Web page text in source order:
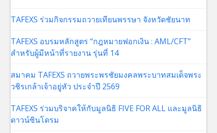
TAFEXS ร่วมกิจกรรมถวายเทียนพรรษา จังหวัดชัยนาท
TAFEXS อบรมหลักสูตร “กฎหมายฟอกเงิน : AML/CFT”
สำหรับผู้มีหน้าที่รายงาน รุ่นที่ 14
สมาคม TAFEXS ถวายพระพรชัยมงคลพระบาทสมเด็จพระ
วชิรเกล้าเจ้าอยู่หัว ประจำปี 2569
TAFEXS ร่วมบริจาคให้กับมูลนิธิ FIVE FOR ALL และมูลนิธิ
ดาวน์ซินโดรม